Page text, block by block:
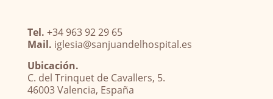
Tel. +34 963 92 29 65
Mail. iglesia@sanjuandelhospital.es
Ubicación.
C. del Trinquet de Cavallers, 5.
46003 Valencia, España